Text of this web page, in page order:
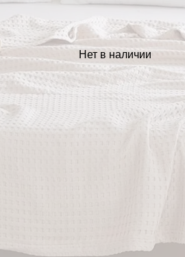
Нет в наличии